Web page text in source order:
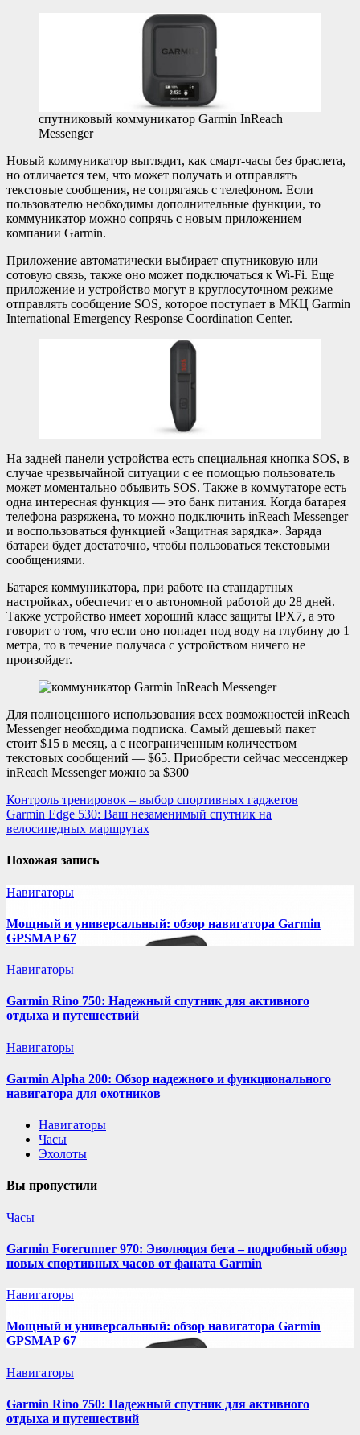
спутниковый коммуникатор Garmin InReach
Messenger
Новый коммуникатор выглядит, как смарт-часы без браслета,
но отличается тем, что может получать и отправлять
текстовые сообщения, не сопрягаясь с телефоном. Если
пользователю необходимы дополнительные функции, то
коммуникатор можно сопрячь с новым приложением
компании Garmin.
Приложение автоматически выбирает спутниковую или
сотовую связь, также оно может подключаться к Wi-Fi. Еще
приложение и устройство могут в круглосуточном режиме
отправлять сообщение SOS, которое поступает в МКЦ Garmin
International Emergency Response Coordination Center.
На задней панели устройства есть специальная кнопка SOS, в
случае чрезвычайной ситуации с ее помощью пользователь
может моментально объявить SOS. Также в коммутаторе есть
одна интересная функция — это банк питания. Когда батарея
телефона разряжена, то можно подключить inReach Messenger
и воспользоваться функцией «Защитная зарядка». Заряда
батареи будет достаточно, чтобы пользоваться текстовыми
сообщениями.
Батарея коммуникатора, при работе на стандартных
настройках, обеспечит его автономной работой до 28 дней.
Также устройство имеет хороший класс защиты IPX7, а это
говорит о том, что если оно попадет под воду на глубину до 1
метра, то в течение получаса с устройством ничего не
произойдет.
Для полноценного использования всех возможностей inReach
Messenger необходима подписка. Самый дешевый пакет
стоит $15 в месяц, а с неограниченным количеством
текстовых сообщений — $65. Приобрести сейчас мессенджер
inReach Messenger можно за $300
Навигация
по
Контроль тренировок – выбор спортивных гаджетов
Garmin Edge 530: Ваш незаменимый спутник на
велосипедных маршрутах
Похожая запись
Навигаторы
Мощный и универсальный: обзор навигатора Garmin
GPSMAP 67
Навигаторы
Garmin Rino 750: Надежный спутник для активного
отдыха и путешествий
Навигаторы
Garmin Alpha 200: Обзор надежного и функционального
навигатора для охотников
Навигаторы
Часы
Эхолоты
Вы пропустили
Часы
Garmin Forerunner 970: Эволюция бега – подробный обзор
новых спортивных часов от фаната Garmin
Навигаторы
Мощный и универсальный: обзор навигатора Garmin
GPSMAP 67
Навигаторы
Garmin Rino 750: Надежный спутник для активного
отдыха и путешествий